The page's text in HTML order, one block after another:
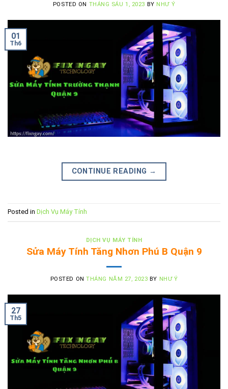
POSTED ON THÁNG SÁU 1, 2023 BY NHƯ Ý
01
Th6
CONTINUE READING →
Posted in Dịch Vụ Máy Tính
DỊCH VỤ MÁY TÍNH
Sửa Máy Tính Tăng Nhơn Phú B Quận 9
POSTED ONTHÁNG NĂM 27, 2023 BY NHƯ Ý
27
Th5